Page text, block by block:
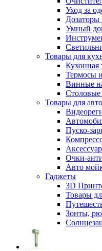
Уход за
Умный
Товары для
Кухонная
Термосы
Винные
Товары для авто
Пуско-
Очки-
Авто
Гаджеты
3D
Товары
Зонты,